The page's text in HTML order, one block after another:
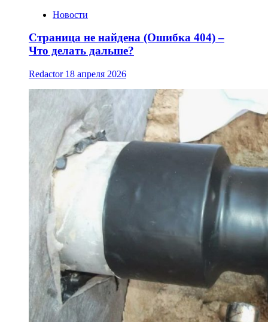
Новости
Страница не найдена (Ошибка 404) –
Что делать дальше?
Redactor 18 апреля 2026